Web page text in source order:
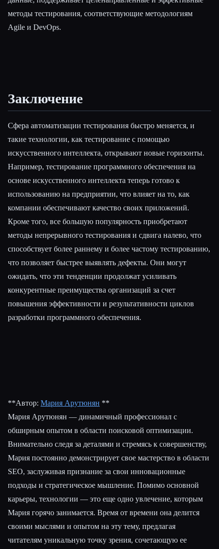
методы тестирования, соответствующие методологиям
Agile и DevOps.
Заключение
Сфера автоматизации тестирования быстро меняется, и
такие технологии, как тестирование с помощью
искусственного интеллекта, открывают новые горизонты.
Например, тестирование программного обеспечения на
основе искусственного интеллекта теперь готово к
использованию на предприятии, что влияет на то, как
компании обеспечивают качество своих приложений.
Кроме того, все большую популярность приобретают
методы непрерывного тестирования и сдвига налево, что
способствует более раннему и более частому тестированию,
что позволяет быстрее выявлять дефекты. Они могут
ожидать, что эти тенденции продолжат усиливать
конкурентные преимущества организаций за счет
повышения эффективности и результативности циклов
разработки программного обеспечения.
**Автор: Мария Арутюнян **
Мария Арутюнян — динамичный профессионал с
обширным опытом в области поисковой оптимизации.
Внимательно следя за деталями и стремясь к совершенству,
Мария постоянно демонстрирует свое мастерство в области
SEO, заслуживая признание за свои инновационные
подходы и стратегическое мышление. Помимо основной
карьеры, технологии — это еще одно увлечение, которым
Мария горячо занимается. Время от времени она делится
своими мыслями и опытом на эту тему, предлагая
читателям уникальную точку зрения, сочетающую ее